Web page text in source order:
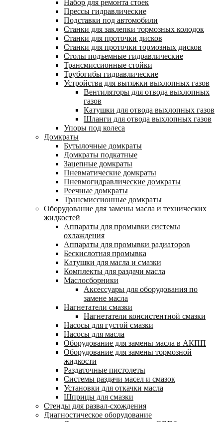
Набор для ремонта стоек
Прессы гидравлические
Подставки под автомобили
Станки для заклепки тормозных колодок
Станки для проточки дисков
Станки для проточки тормозных дисков
Столы подъемные гидравлические
Трансмиссионные стойки
Трубогибы гидравлические
Устройства для вытяжки выхлопных газов
Вентиляторы для отвода выхлопных
газов
Катушки для отвода выхлопных газов
Шланги для отвода выхлопных газов
Упоры под колеса
Домкраты
Бутылочные домкраты
Домкраты подкатные
Зацепные домкраты
Пневматические домкраты
Пневмогидравлические домкраты
Реечные домкраты
Трансмиссионные домкраты
Оборудование для замены масла и технических
жидкостей
Аппараты для промывки системы
охлаждения
Аппараты для промывки радиаторов
Бескислотная промывка
Катушки для масла и смазки
Комплекты для раздачи масла
Маслосборники
Аксессуары для оборудования по
замене масла
Нагнетатели смазки
Нагнетатели консистентной смазки
Насосы для густой смазки
Насосы для масла
Оборудование для замены масла в АКПП
Оборудование для замены тормозной
жидкости
Раздаточные пистолеты
Системы раздачи масел и смазок
Установки для откачки масла
Шприцы для смазки
Стенды для развал-схождения
Диагностическое оборудование